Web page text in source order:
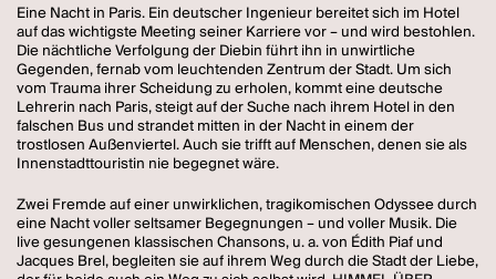
Eine Nacht in Paris. Ein deutscher Ingenieur bereitet sich im Hotel
auf das wichtigste Meeting seiner Karriere vor – und wird bestohlen.
Die nächtliche Verfolgung der Diebin führt ihn in unwirtliche
Gegenden, fernab vom leuchtenden Zentrum der Stadt. Um sich
vom Trauma ihrer Scheidung zu erholen, kommt eine deutsche
Lehrerin nach Paris, steigt auf der Suche nach ihrem Hotel in den
falschen Bus und strandet mitten in der Nacht in einem der
trostlosen Außenviertel. Auch sie trifft auf Menschen, denen sie als
Innenstadttouristin nie begegnet wäre.
Zwei Fremde auf einer unwirklichen, tragikomischen Odyssee durch
eine Nacht voller seltsamer Begegnungen – und voller Musik. Die
live gesungenen klassischen Chansons, u. a. von Édith Piaf und
Jacques Brel, begleiten sie auf ihrem Weg durch die Stadt der Liebe,